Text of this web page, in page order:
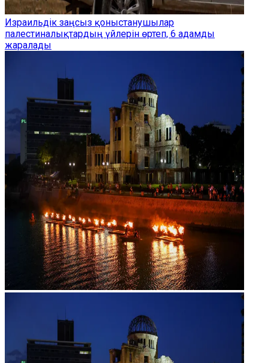
Израильдік заңсыз қоныстанушылар
палестиналықтардың үйлерін өртеп, 6 адамды
жаралады